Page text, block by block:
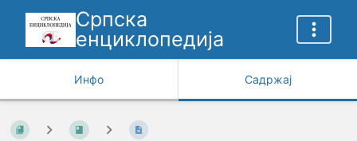
Српска
енциклопедија
Инфо Садржај